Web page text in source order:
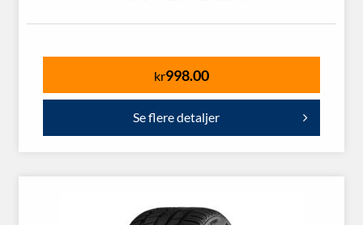
kr998.00
Se flere detaljer